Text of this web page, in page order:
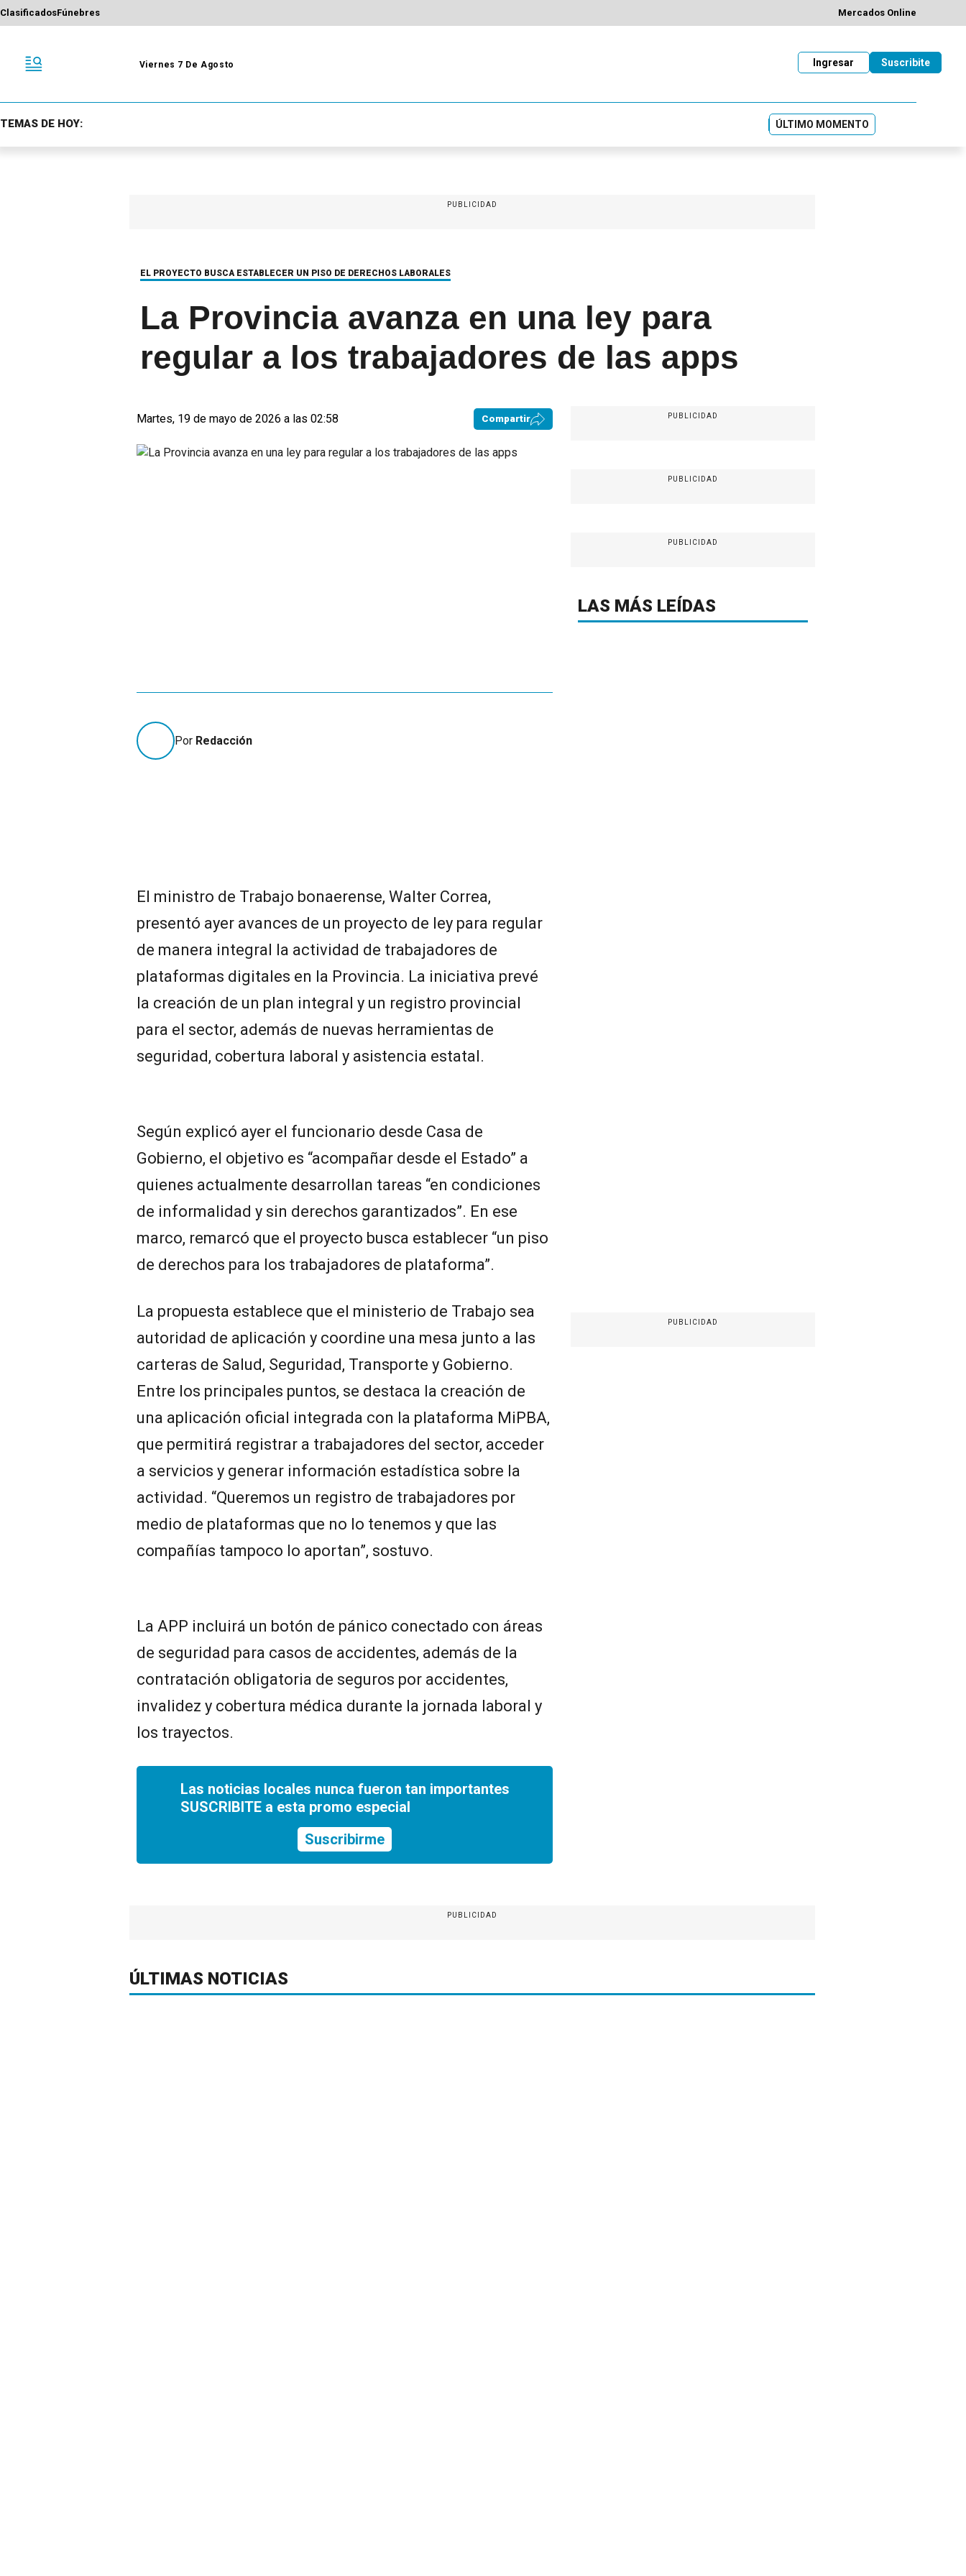
ClasificadosFúnebres Mercados Online
Viernes 7 De Agosto Suscribite
Ingresar
TEMAS DE HOY: ÚLTIMO MOMENTO
PUBLICIDAD
EL PROYECTO BUSCA ESTABLECER UN PISO DE DERECHOS LABORALES
La Provincia avanza en una ley para
regular a los trabajadores de las apps
Martes, 19 de mayo de 2026 a las 02:58 Compartir
Por Redacción
El ministro de Trabajo bonaerense, Walter Correa,
presentó ayer avances de un proyecto de ley para regular
de manera integral la actividad de trabajadores de
plataformas digitales en la Provincia. La iniciativa prevé
la creación de un plan integral y un registro provincial
para el sector, además de nuevas herramientas de
seguridad, cobertura laboral y asistencia estatal.
Según explicó ayer el funcionario desde Casa de
Gobierno, el objetivo es “acompañar desde el Estado” a
quienes actualmente desarrollan tareas “en condiciones
de informalidad y sin derechos garantizados”. En ese
marco, remarcó que el proyecto busca establecer “un piso
de derechos para los trabajadores de plataforma”.
La propuesta establece que el ministerio de Trabajo sea
autoridad de aplicación y coordine una mesa junto a las
carteras de Salud, Seguridad, Transporte y Gobierno.
Entre los principales puntos, se destaca la creación de
una aplicación oficial integrada con la plataforma MiPBA,
que permitirá registrar a trabajadores del sector, acceder
a servicios y generar información estadística sobre la
actividad. “Queremos un registro de trabajadores por
medio de plataformas que no lo tenemos y que las
compañías tampoco lo aportan”, sostuvo.
La APP incluirá un botón de pánico conectado con áreas
de seguridad para casos de accidentes, además de la
contratación obligatoria de seguros por accidentes,
invalidez y cobertura médica durante la jornada laboral y
los trayectos.
Las noticias locales nunca fueron tan importantes
SUSCRIBITE a esta promo especial
Suscribirme
PUBLICIDAD
PUBLICIDAD
PUBLICIDAD
LAS MÁS LEÍDAS
PUBLICIDAD
PUBLICIDAD
ÚLTIMAS NOTICIAS